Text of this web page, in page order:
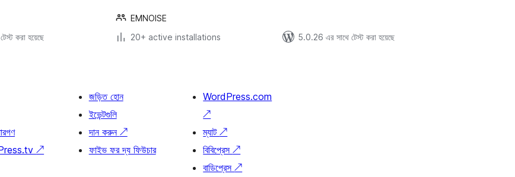
করা হয়েছে
EMNOISE
20+ active installations
5.0.26 এর সাথে টেস্ট করা হয়েছে
↗
জড়িত হোন
ইভেন্টগুলি
দান করুন ↗
ফাইভ ফর দ্য ফিউচার
WordPress.com
↗
ম্যাট↗
বিবিপ্রেস↗
বাডিপ্রেস↗